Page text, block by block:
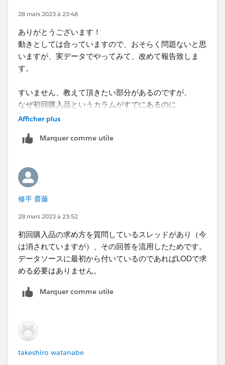
28 mars 2023 à 23:48
ありがとうございます！
動きとしては合っていますので、おそらく問題ないと思
いますが、実データでやってみて、改めて報告致しま
す。
​すいません、教えて頂きたい部分があるのですが、
なぜ初回購入品というカラムがすでにあるのに
LODで改めて作り直す必要があるのでしょうか。​
Afficher plus
Marquer comme utile
修平 齋藤
28 mars 2023 à 23:52
初回購入品の求め方を質問しているスレッドがあり（今
は消されていますが）、その回答を流用したためです。
データソースに最初から付いているのであればLODで求
める必要はありません。
Marquer comme utile
takeshiro watanabe